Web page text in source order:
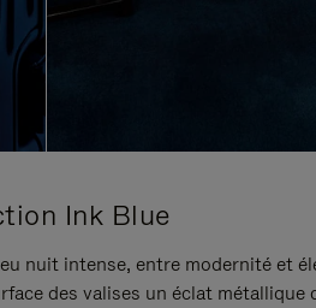
Ink Blue
nuit intense, entre modernité et
des valises un éclat métallique